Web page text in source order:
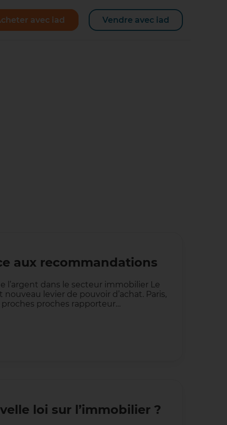
avec iad Vendre avec iad
aux recommandations
l’argent dans le secteur immobilier Le
levier de pouvoir d’achat. Paris,
proches proches rapporteur…
loi sur l’immobilier ?